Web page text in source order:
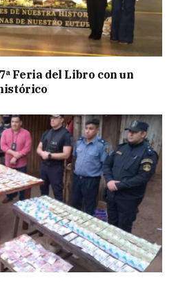
Feria del Libro con un